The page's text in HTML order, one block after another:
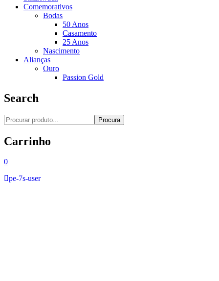
Comemorativos
Bodas
50 Anos
Casamento
25 Anos
Nascimento
Alianças
Ouro
Passion Gold
Search
Procura
Carrinho
0
pe-7s-user